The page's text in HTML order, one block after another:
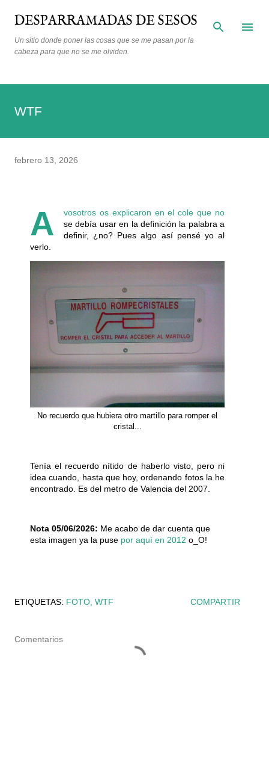
Ir al contenido principal
DESPARRAMADAS DE SESOS
Un sitio donde poner las cosas que se me pasan por la
cabeza para que no se me olviden.
WTF
febrero 13, 2026
A
vosotros os explicaron en el cole que no
se debía usar en la definición la palabra a
definir, ¿no? Pues algo así pensé yo al
verlo.
No recuerdo que hubiera otro martillo para romper el
cristal...
Tenía el recuerdo nítido de haberlo visto, pero ni
idea cuando, hasta que hoy, ordenando fotos la he
encontrado. Es del metro de Valencia del 2007.
Nota 05/06/2026: Me acabo de dar cuenta que
esta imagen ya la puse por aquí en 2012 o_O!
ETIQUETAS: FOTO WTF COMPARTIR
Comentarios